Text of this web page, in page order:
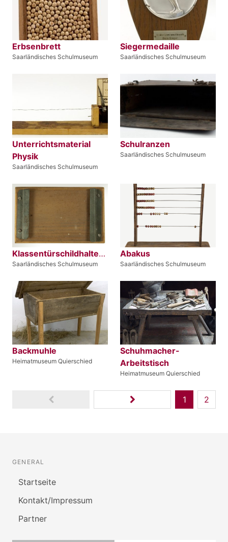
Erbsenbrett
Saarländisches Schulmuseum
Siegermedaille
Saarländisches Schulmuseum
Unterrichtsmaterial
Physik
Saarländisches Schulmuseum
Schulranzen
Saarländisches Schulmuseum
Klassentürschildhalterung
Saarländisches Schulmuseum
Abakus
Saarländisches Schulmuseum
Backmuhle
Heimatmuseum Quierschied
Schuhmacher-
Arbeitstisch
Heimatmuseum Quierschied
1 2
GENERAL
Startseite
Kontakt/Impressum
Partner